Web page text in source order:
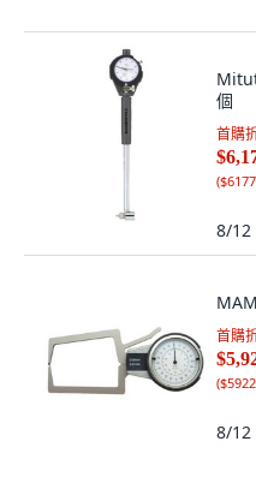
個
首購
(
8/12
首購
(
8/12